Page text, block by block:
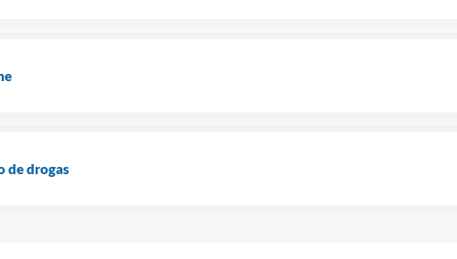
de drogas